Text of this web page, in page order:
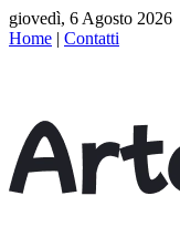
giovedì, 6 Agosto 2026
Home | Contatti